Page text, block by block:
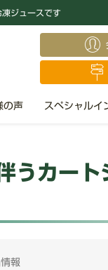
ジュースです
の声 スペシャルイ
うカー
報